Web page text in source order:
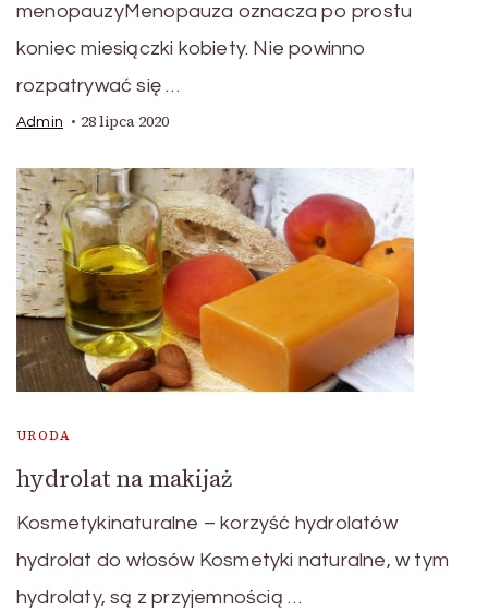
menopauzyMenopauza oznacza po prostu
koniec miesiączki kobiety. Nie powinno
rozpatrywać się …
Admin 28 lipca 2020
URODA
hydrolat na makijaż
Kosmetykinaturalne – korzyść hydrolatów
hydrolat do włosów Kosmetyki naturalne, w tym
hydrolaty, są z przyjemnością …